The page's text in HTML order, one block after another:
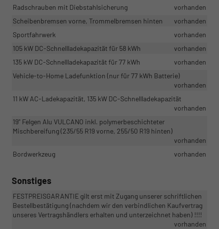
Radschrauben mit Diebstahlsicherung
vorhanden
Scheibenbremsen vorne, Trommelbremsen hinten
vorhanden
Sportfahrwerk
vorhanden
105 kW DC-Schnellladekapazität für 58 kWh
vorhanden
135 kW DC-Schnellladekapazität für 77 kWh
vorhanden
Vehicle-to-Home Ladefunktion (nur für 77 kWh Batterie)
vorhanden
11 kW AC-Ladekapazität, 135 kW DC-Schnellladekapazität
vorhanden
19" Felgen Alu VULCANO inkl. polymerbeschichteter
Mischbereifung (235/55 R19 vorne, 255/50 R19 hinten)
vorhanden
Bordwerkzeug
vorhanden
Sonstiges
FESTPREISGARANTIE gilt erst mit Zugang unserer schriftlichen
Bestellbestätigung (nachdem wir den verbindlichen Kaufvertrag
unseres Vertragshändlers erhalten und unterzeichnet haben) !!!!
vorhanden